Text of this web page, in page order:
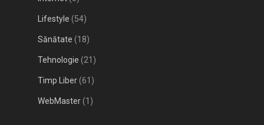
Lifestyle (54)
Sănătate (18)
Tehnologie (21)
Timp Liber(61)
WebMaster(1)